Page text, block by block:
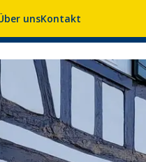
unsKontakt